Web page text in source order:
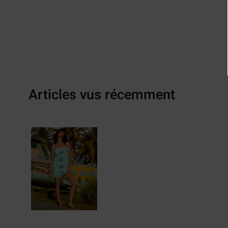
Articles vus récemment